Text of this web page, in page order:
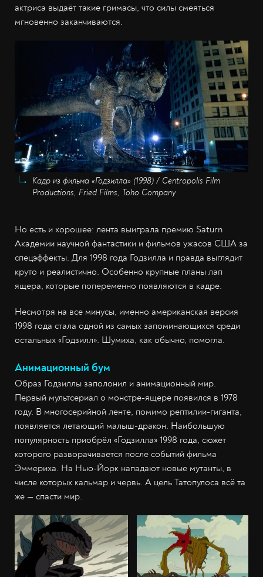
актриса выдаёт такие гримасы, что силы смеяться
мгновенно заканчиваются.
Кадр из фильма «Годзилла» (1998) / Centropolis Film
Productions, Fried Films, Toho Company
Но есть и хорошее: лента выиграла премию Saturn
Академии научной фантастики и фильмов ужасов США за
спецэффекты. Для 1998 года Годзилла и правда выглядит
круто и реалистично. Особенно крупные планы лап
ящера, которые попеременно появляются в кадре.
Несмотря на все минусы, именно американская версия
1998 года стала одной из самых запоминающихся среди
остальных «Годзилл». Шумиха, как обычно, помогла.
Анимационный бум
Образ Годзиллы заполонил и анимационный мир.
Первый мультсериал о монстре-ящере появился в 1978
году. В многосерийной ленте, помимо рептилии-гиганта,
появляется летающий малыш-дракон. Наибольшую
популярность приобрёл «Годзилла» 1998 года, сюжет
которого разворачивается после событий фильма
Эммериха. На Нью-Йорк нападают новые мутанты, в
числе которых кальмар и червь. А цель Татопулоса всё та
же — спасти мир.